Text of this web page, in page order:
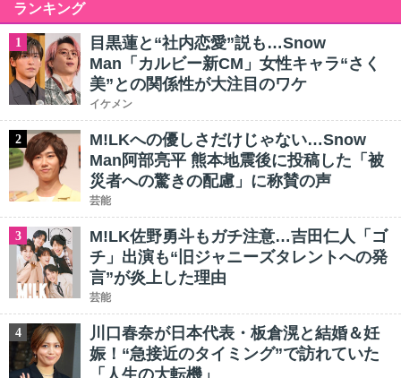
ランキング
1
目黒蓮と“社内恋愛”説も…Snow
Man「カルビー新CM」女性キャラ“さく
美”との関係性が大注目のワケ
イケメン
2
M!LKへの優しさだけじゃない…Snow
Man阿部亮平 熊本地震後に投稿した「被
災者への驚きの配慮」に称賛の声
芸能
3
M!LK佐野勇斗もガチ注意…吉田仁人「ゴ
チ」出演も“旧ジャニーズタレントへの発
言”が炎上した理由
芸能
4
川口春奈が日本代表・板倉滉と結婚＆妊
娠！“急接近のタイミング”で訪れていた
「人生の大転機」